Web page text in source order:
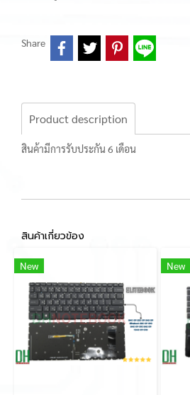
Share
Product description
สินค้ามีการรับประกัน 6 เดือน
สินค้าเกี่ยวข้อง
New New